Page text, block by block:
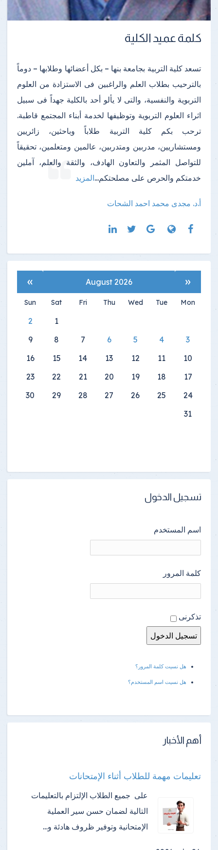
كلمة عميد الكلية
تسعد كلية التربية بجامعة بنها – بكل أعضائها وطلابها – دوماً
بالترحيب بطلاب العلم والراغبين فى الاستزادة من العلوم
التربوية والنفسية، والتى لا يألو أحد بالكلية جهداً فى سبيل
اثراء العلوم التربوية وتوظيفها لخدمة أبناء المجتمع قاطبة.
ترحب بكم كلية التربية طلاباً وباحثين، زائريين
ومستشاريين، مدربين ومتدربين، عالمين ومتعلمين، تحقيقاً
للتواصل المثمر والتعاون الهادف، والثقة والعلم، آملين
خدمتكم والحرص على مصلحتكم...المزيد
أ.د. مجدى محمد احمد الشحات
«
August 2026
»
Mon
Tue
Wed
Thu
Fri
Sat
Sun
1
2
3
4
5
6
7
8
9
10
11
12
13
14
15
16
17
18
19
20
21
22
23
24
25
26
27
28
29
30
31
تسجيل الدخول
اسم المستخدم
كلمة المرور
تذكرنى
هل نسيت كلمة المرور؟
هل نسيت اسم المستخدم؟
أهم الأخبار
تعليمات مهمة للطلاب أثناء الإمتحانات
على جميع الطلاب الإلتزام بالتعليمات
التالية لضمان حسن سير العملية
الإمتحانية وتوفير ظروف هادئة و…